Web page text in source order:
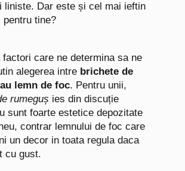
liniste. Dar este și cel mai ieftin
tine?
factori care ne determina sa ne
alegerea intre brichete de
lemn de foc. Pentru unii,
rumeguș ies din discuție
sunt foarte estetice depozitate
contrar lemnului de foc care
un decor in toata regula daca
cu gust.